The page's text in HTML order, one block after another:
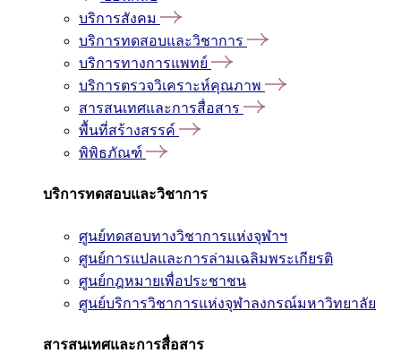
บริการสังคม
บริการทดสอบและวิชาการ
บริการทางการแพทย์
บริการตรวจวิเคราะห์คุณภาพ
สารสนเทศและการสื่อสาร
พื้นที่สร้างสรรค์
พิพิธภัณฑ์
บริการทดสอบและวิชาการ
ศูนย์ทดสอบทางวิชาการแห่งจุฬาฯ
ศูนย์การแปลและการล่ามเฉลิมพระเกียรติ
ศูนย์กฎหมายเพื่อประชาชน
ศูนย์บริการวิชาการแห่งจุฬาลงกรณ์มหาวิทยาลัย
สารสนเทศและการสื่อสาร